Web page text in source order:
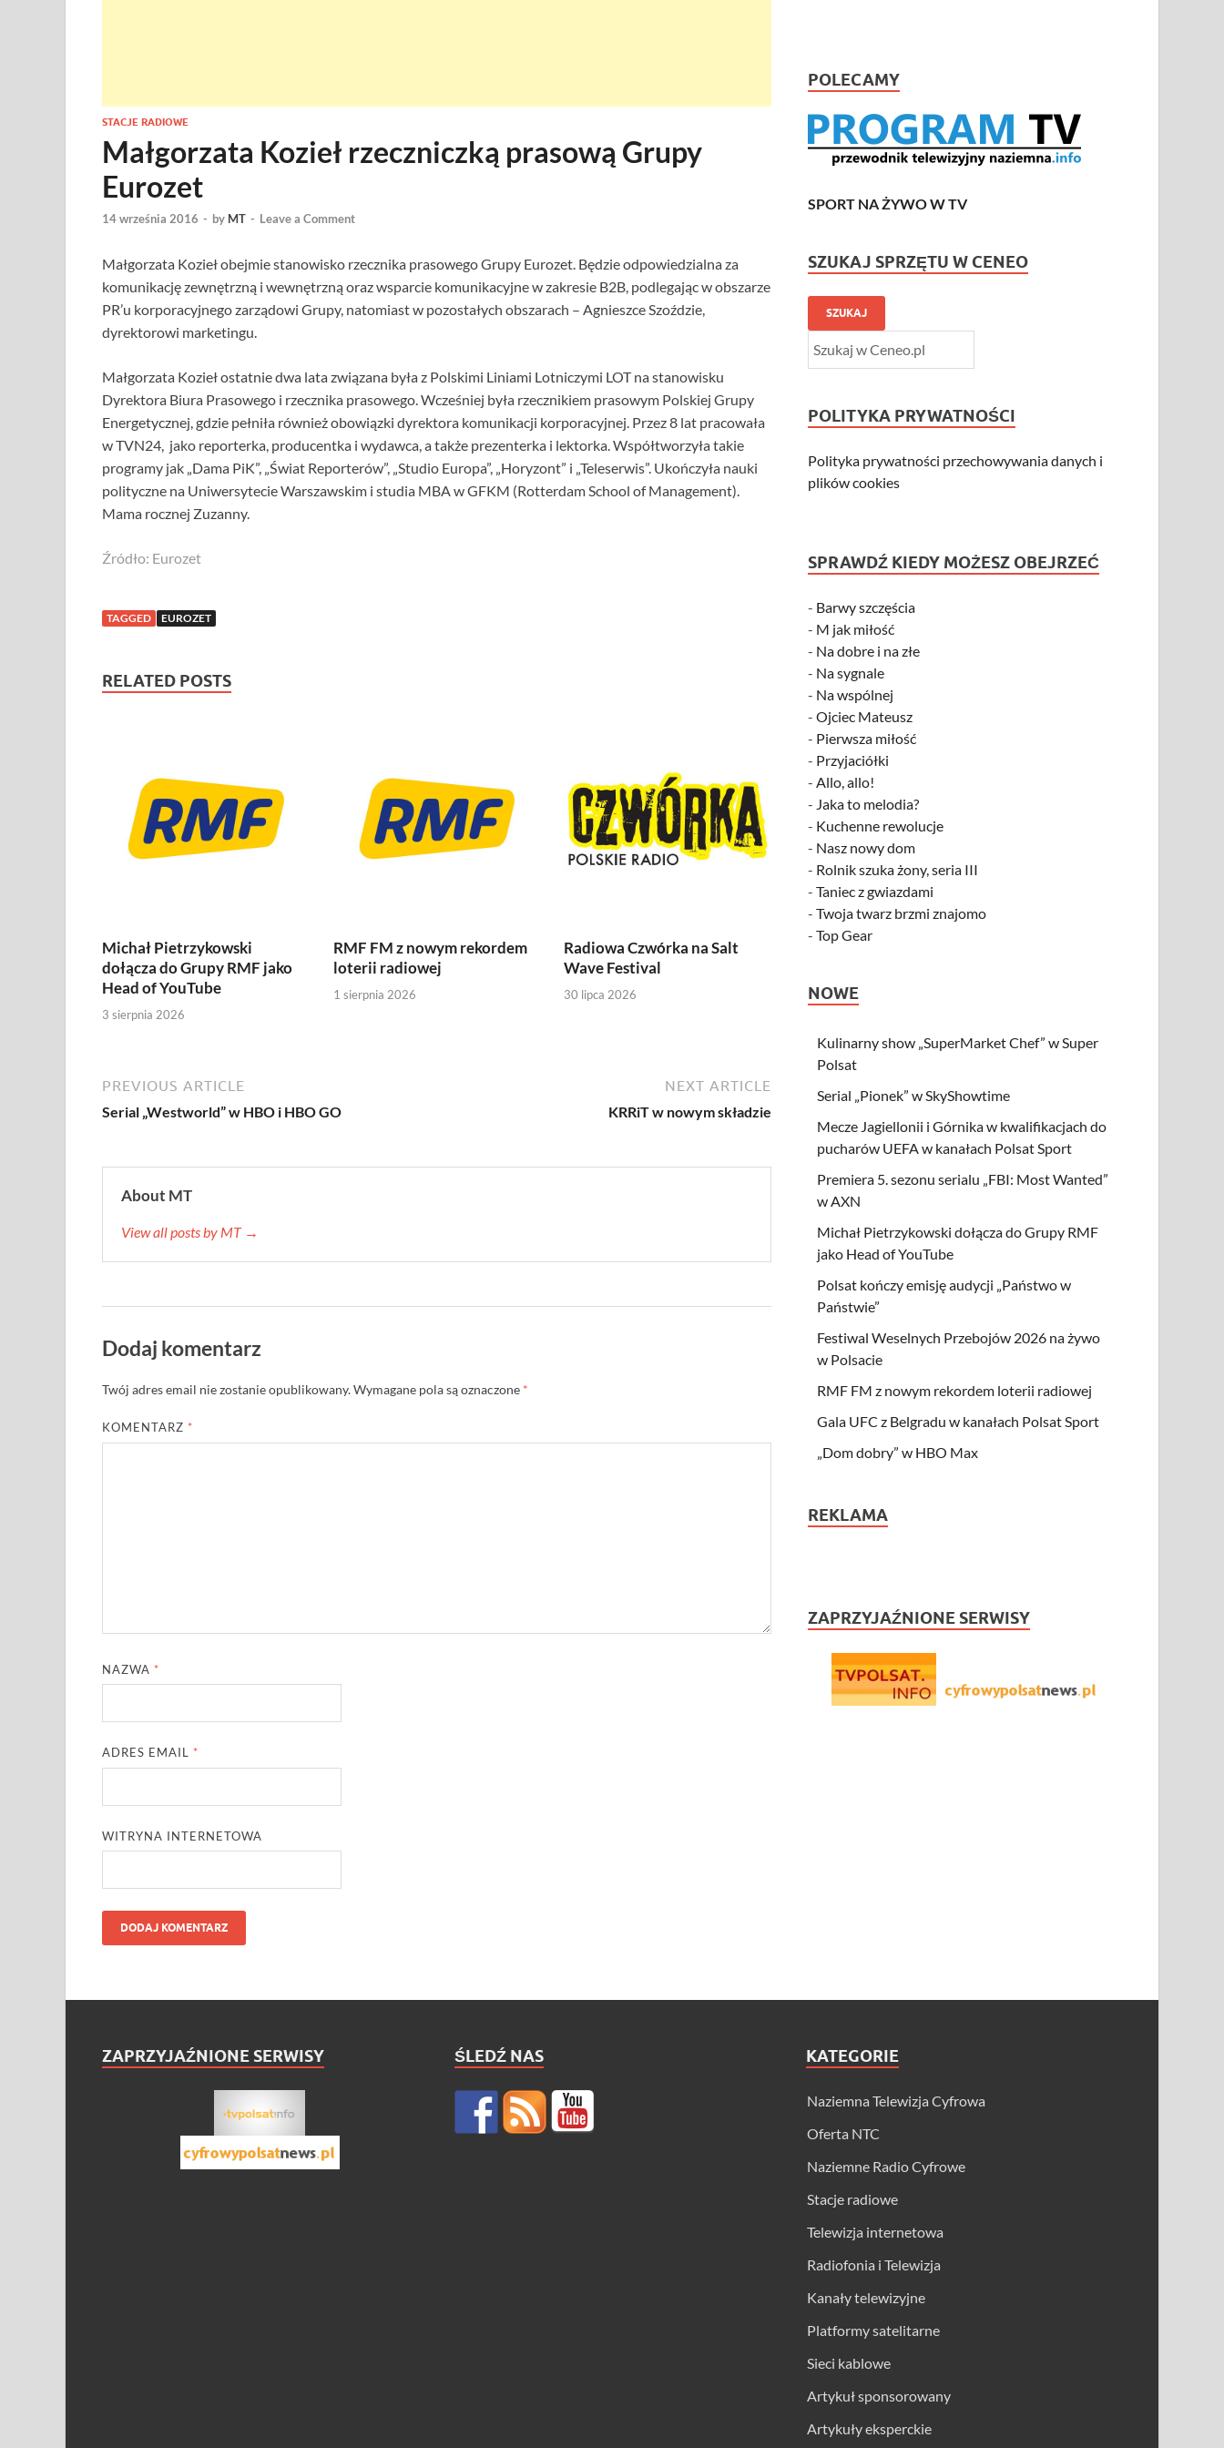
STACJE RADIOWE
Małgorzata Kozieł rzeczniczką prasową Grupy
Eurozet
14 września 2016 - by MT - Leave a Comment
Małgorzata Kozieł obejmie stanowisko rzecznika prasowego Grupy Eurozet. Będzie odpowiedzialna za
komunikację zewnętrzną i wewnętrzną oraz wsparcie komunikacyjne w zakresie B2B, podlegając w obszarze
PR’u korporacyjnego zarządowi Grupy, natomiast w pozostałych obszarach – Agnieszce Szoździe,
dyrektorowi marketingu.
Małgorzata Kozieł ostatnie dwa lata związana była z Polskimi Liniami Lotniczymi LOT na stanowisku
Dyrektora Biura Prasowego i rzecznika prasowego. Wcześniej była rzecznikiem prasowym Polskiej Grupy
Energetycznej, gdzie pełniła również obowiązki dyrektora komunikacji korporacyjnej. Przez 8 lat pracowała
w TVN24, jako reporterka, producentka i wydawca, a także prezenterka i lektorka. Współtworzyła takie
programy jak „Dama PiK”, „Świat Reporterów”, „Studio Europa”, „Horyzont” i „Teleserwis”. Ukończyła nauki
polityczne na Uniwersytecie Warszawskim i studia MBA w GFKM (Rotterdam School of Management).
Mama rocznej Zuzanny.
Źródło: Eurozet
TAGGED EUROZET
RELATED POSTS
Michał Pietrzykowski
dołącza do Grupy RMF jako
Head of YouTube
3 sierpnia 2026
RMF FM z nowym rekordem
loterii radiowej
1 sierpnia 2026
Radiowa Czwórka na Salt
Wave Festival
30 lipca 2026
PREVIOUS ARTICLE
Serial „Westworld” w HBO i HBO GO
NEXT ARTICLE
KRRiT w nowym składzie
About MT
View all posts by MT →
Dodaj komentarz
Twój adres email nie zostanie opublikowany.Wymagane pola są oznaczone *
KOMENTARZ *
NAZWA *
ADRES EMAIL *
WITRYNA INTERNETOWA
POLECAMY
SPORT NA ŻYWO W TV
SZUKAJ SPRZĘTU W CENEO
SZUKAJ
POLITYKA PRYWATNOŚCI
Polityka prywatności przechowywania danych i
plików cookies
SPRAWDŹ KIEDY MOŻESZ OBEJRZEĆ
- Barwy szczęścia
- M jak miłość
- Na dobre i na złe
- Na sygnale
- Na wspólnej
-Ojciec Mateusz
- Pierwsza miłość
- Przyjaciółki
-Allo, allo!
- Jaka to melodia?
- Kuchenne rewolucje
- Nasz nowy dom
- Rolnik szuka żony, seria III
-Taniec z gwiazdami
-Twoja twarz brzmi znajomo
-Top Gear
NOWE
Kulinarny show „SuperMarket Chef” w Super
Polsat
Serial „Pionek” w SkyShowtime
Mecze Jagiellonii i Górnika w kwalifikacjach do
pucharów UEFA w kanałach Polsat Sport
Premiera 5. sezonu serialu „FBI: Most Wanted”
w AXN
Michał Pietrzykowski dołącza do Grupy RMF
jako Head of YouTube
Polsat kończy emisję audycji „Państwo w
Państwie”
Festiwal Weselnych Przebojów 2026 na żywo
w Polsacie
RMF FM z nowym rekordem loterii radiowej
Gala UFC z Belgradu w kanałach Polsat Sport
„Dom dobry” w HBO Max
REKLAMA
ZAPRZYJAŹNIONE SERWISY
ZAPRZYJAŹNIONE SERWISY ŚLEDŹ NAS KATEGORIE
Naziemna Telewizja Cyfrowa
Oferta NTC
Naziemne Radio Cyfrowe
Stacje radiowe
Telewizja internetowa
Radiofonia i Telewizja
Kanały telewizyjne
Platformy satelitarne
Sieci kablowe
Artykuł sponsorowany
Artykuły eksperckie